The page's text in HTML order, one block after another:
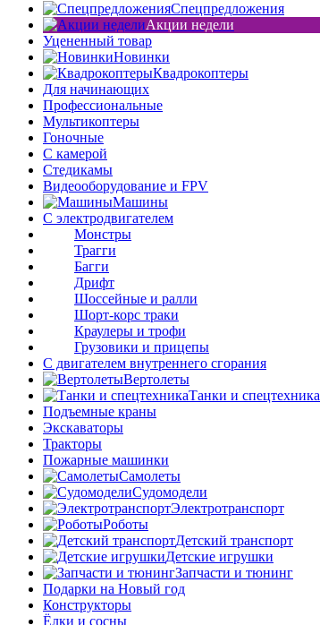
Спецпредложения
Акции недели
Уцененный товар
Новинки
Квадрокоптеры
Для начинающих
Профессиональные
Мультикоптеры
Гоночные
C камерой
Стедикамы
Видеооборудование и FPV
Машины
С электродвигателем
Монстры
Трагги
Багги
Дрифт
Шоссейные и ралли
Шорт-корс траки
Краулеры и трофи
Грузовики и прицепы
С двигателем внутреннего сгорания
Вертолеты
Танки и спецтехника
Подъемные краны
Экскаваторы
Тракторы
Пожарные машинки
Самолеты
Судомодели
Электротранспорт
Роботы
Детский транспорт
Детские игрушки
Запчасти и тюнинг
Подарки на Новый год
Конструкторы
Ёлки и сосны